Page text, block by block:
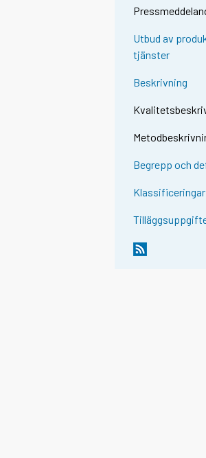
Utbud av
tjänster
Beskrivning
Begrepp och
Klassificeringar